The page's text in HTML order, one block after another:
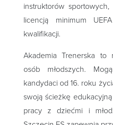
instruktorów
licencją minimum
kwalifikacji.
Akademia Trenerska to
osób młodszych.
kandydaci od 16. roku
swoją ścieżkę
pracy z dziećmi i